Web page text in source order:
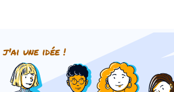
j'ai une idée !